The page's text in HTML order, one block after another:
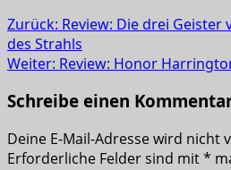
Zurück: Review: Die drei Geister
des Strahls
Weiter: Review: Honor
Schreibe einen
Deine E-Mail-Adresse wird nicht
Erforderliche Felder sind mit*